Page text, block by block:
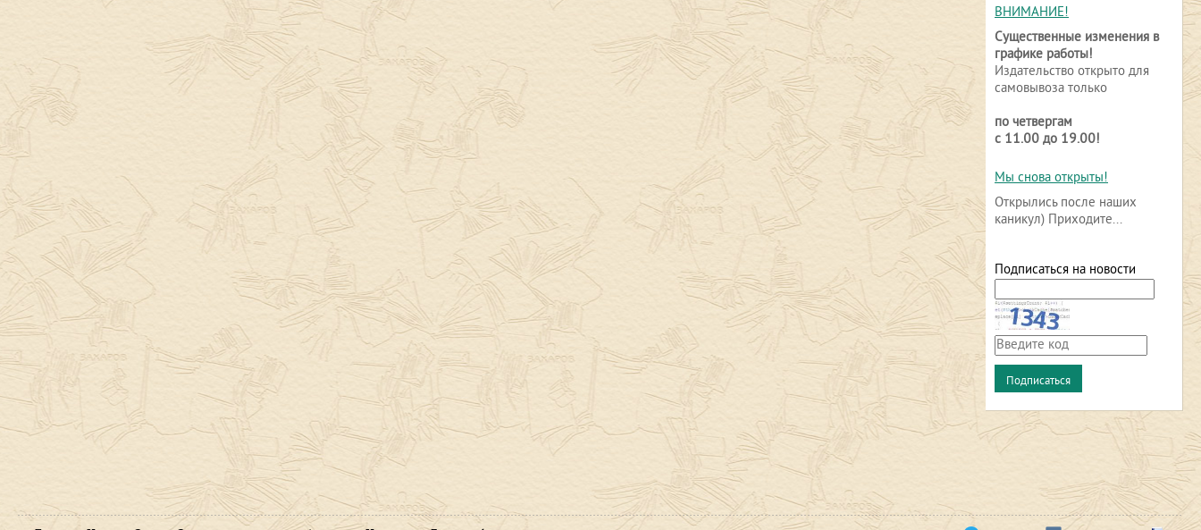
ВНИМАНИЕ!
Существенные изменения в
графике работы!
Издательство открыто для
самовывоза только
по четвергам
с 11.00 до 19.00!
Мы снова открыты!
Открылись после наших
каникул) Приходите...
Подписаться на новости